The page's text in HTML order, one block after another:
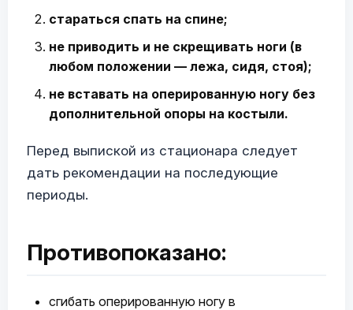
стараться спать на спине;
не приводить и не скрещивать ноги (в
любом положении — лежа, сидя, стоя);
не вставать на оперированную ногу без
дополнительной опоры на костыли.
Перед выпиской из стационара следует
дать рекомендации на последующие
периоды.
Противопоказано:
сгибать оперированную ногу в